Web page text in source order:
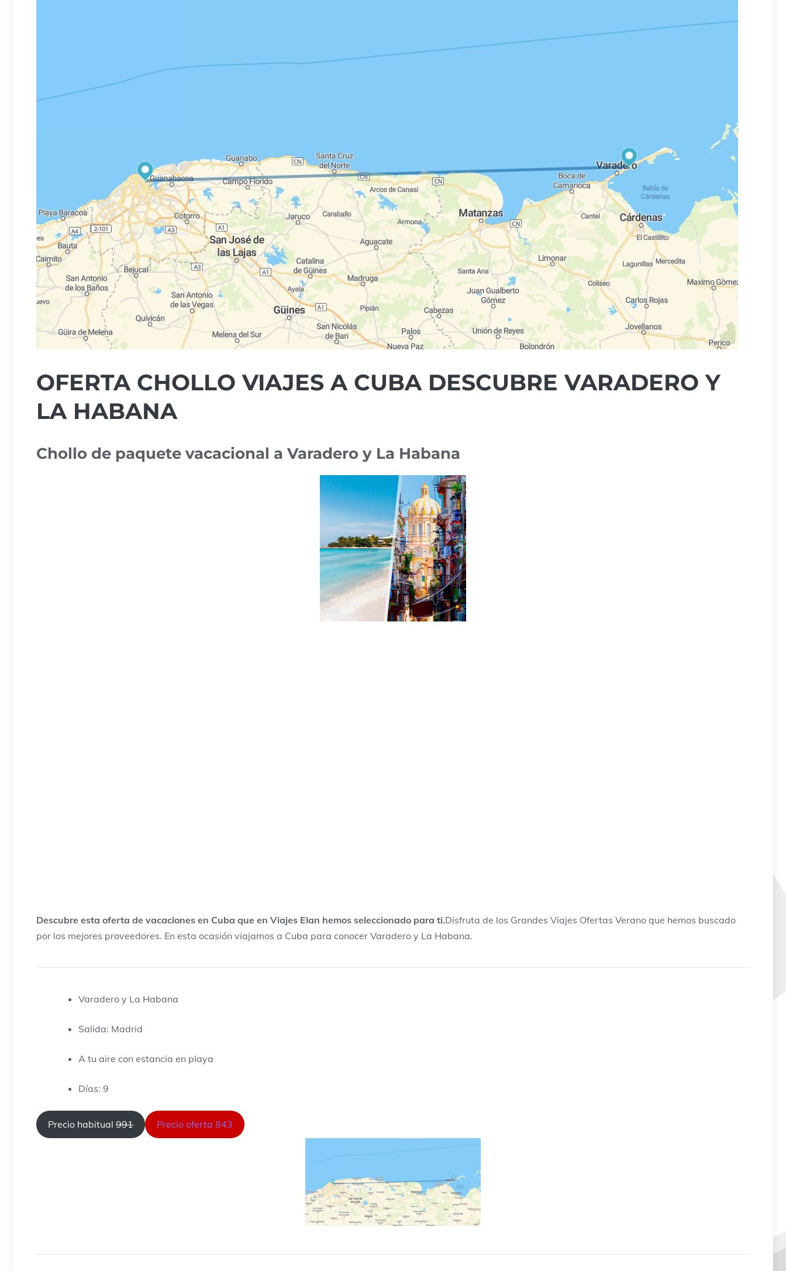
OFERTA CHOLLO VIAJES A CUBA DESCUBRE VARADERO Y
LA HABANA
Chollo de paquete vacacional a Varadero y La Habana
Descubre esta oferta de vacaciones en Cuba que en Viajes Elan hemos seleccionado para ti.Disfruta de los Grandes Viajes Ofertas Verano que hemos buscado
por los mejores proveedores. En esta ocasión viajamos a Cuba para conocer Varadero y La Habana.
Varadero y La Habana
Salida: Madrid
A tu aire con estancia en playa
Días: 9
Precio habitual 991 Precio oferta 843